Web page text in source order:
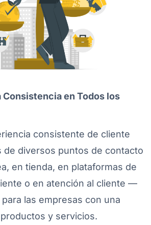
Consistencia en Todos los
consistente de cliente
de diversos puntos de contacto
en tienda, en plataformas de
o en atención al cliente —
las empresas con una
y servicios.